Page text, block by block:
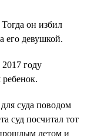
он избил
его девушкой.
году
суда поводом
суд посчитал тот
летом и